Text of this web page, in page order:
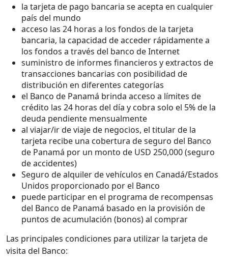
la tarjeta de pago bancaria se acepta en cualquier
país del mundo
acceso las 24 horas a los fondos de la tarjeta
bancaria, la capacidad de acceder rápidamente a
los fondos a través del banco de Internet
suministro de informes financieros y extractos de
transacciones bancarias con posibilidad de
distribución en diferentes categorías
el Banco de Panamá brinda acceso a límites de
crédito las 24 horas del día y cobra solo el 5% de la
deuda pendiente mensualmente
al viajar/ir de viaje de negocios, el titular de la
tarjeta recibe una cobertura de seguro del Banco
de Panamá por un monto de USD 250,000 (seguro
de accidentes)
Seguro de alquiler de vehículos en Canadá/Estados
Unidos proporcionado por el Banco
puede participar en el programa de recompensas
del Banco de Panamá basado en la provisión de
puntos de acumulación (bonos) al comprar
Las principales condiciones para utilizar la tarjeta de
visita del Banco: